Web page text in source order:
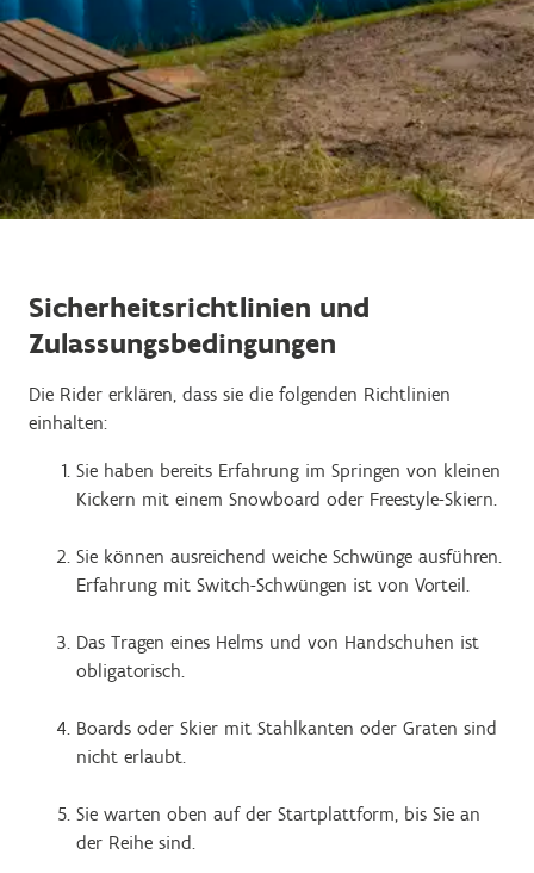
Sicherheitsrichtlinien und
Zulassungsbedingungen
Die Rider erklären, dass sie die folgenden Richtlinien
einhalten:
Sie haben bereits Erfahrung im Springen von kleinen
Kickern mit einem Snowboard oder Freestyle-Skiern.
Sie können ausreichend weiche Schwünge ausführen.
Erfahrung mit Switch-Schwüngen ist von Vorteil.
Das Tragen eines Helms und von Handschuhen ist
obligatorisch.
Boards oder Skier mit Stahlkanten oder Graten sind
nicht erlaubt.
Sie warten oben auf der Startplattform, bis Sie an
der Reihe sind.